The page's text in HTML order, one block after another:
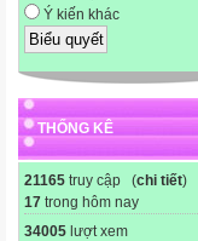
Ý kiến khác
THỐNG KÊ
21165 truy cập (chi tiết)
17 trong hôm nay
34005 lượt xem